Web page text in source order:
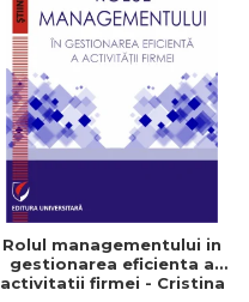
Rolul managementului in
gestionarea eficienta a
activitatii firmei - Cristina